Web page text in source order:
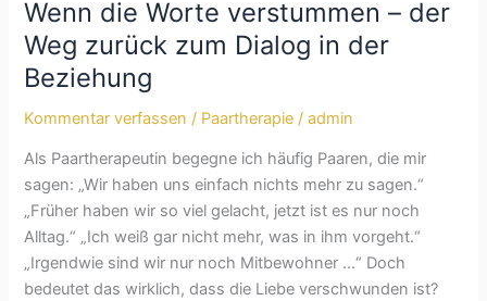
Wenn die Worte verstummen – der
Weg zurück zum Dialog in der
Beziehung
Kommentar verfassen / Paartherapie /admin
Als Paartherapeutin begegne ich häufig Paaren, die mir
sagen: „Wir haben uns einfach nichts mehr zu sagen.“
„Früher haben wir so viel gelacht, jetzt ist es nur noch
Alltag.“ „Ich weiß gar nicht mehr, was in ihm vorgeht.“
„Irgendwie sind wir nur noch Mitbewohner …“ Doch
bedeutet das wirklich, dass die Liebe verschwunden ist?
Worte
verstummen
der
Weg
zum
Dialog
in
der
Beziehung